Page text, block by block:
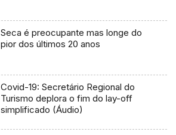
Seca é preocupante mas longe do
pior dos últimos 20 anos
Covid-19: Secretário Regional do
Turismo deplora o fim do lay-off
simplificado (Áudio)